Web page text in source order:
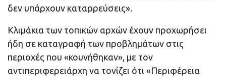
δεν υπάρχουν καταρρεύσεις».
Κλιμάκια των τοπικών αρχών έχουν προχωρήσει
ήδη σε καταγραφή των προβλημάτων στις
περιοχές που «κουνήθηκαν», με τον
αντιπεριφερειάρχη να τονίζει ότι «Περιφέρεια